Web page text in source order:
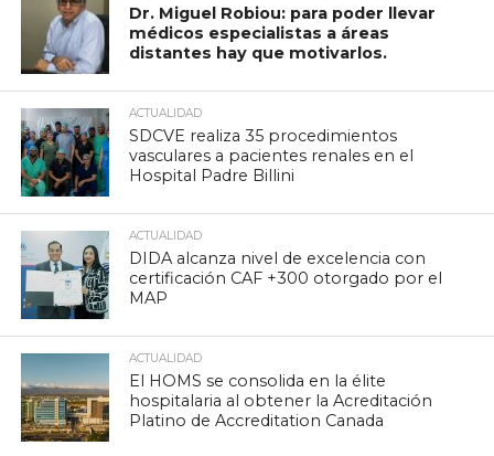
Dr. Miguel Robiou: para poder llevar
médicos especialistas a áreas
distantes hay que motivarlos.
ACTUALIDAD
SDCVE realiza 35 procedimientos
vasculares a pacientes renales en el
Hospital Padre Billini
ACTUALIDAD
DIDA alcanza nivel de excelencia con
certificación CAF +300 otorgado por el
MAP
ACTUALIDAD
El HOMS se consolida en la élite
hospitalaria al obtener la Acreditación
Platino de Accreditation Canada